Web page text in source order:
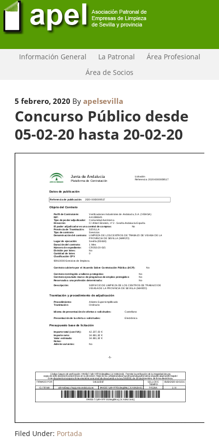
Información General La Patronal
Área Profesional
Área de Socios
5 febrero, 2020 By apelsevilla
Concurso Público desde
05-02-20 hasta 20-02-20
Filed Under: Portada